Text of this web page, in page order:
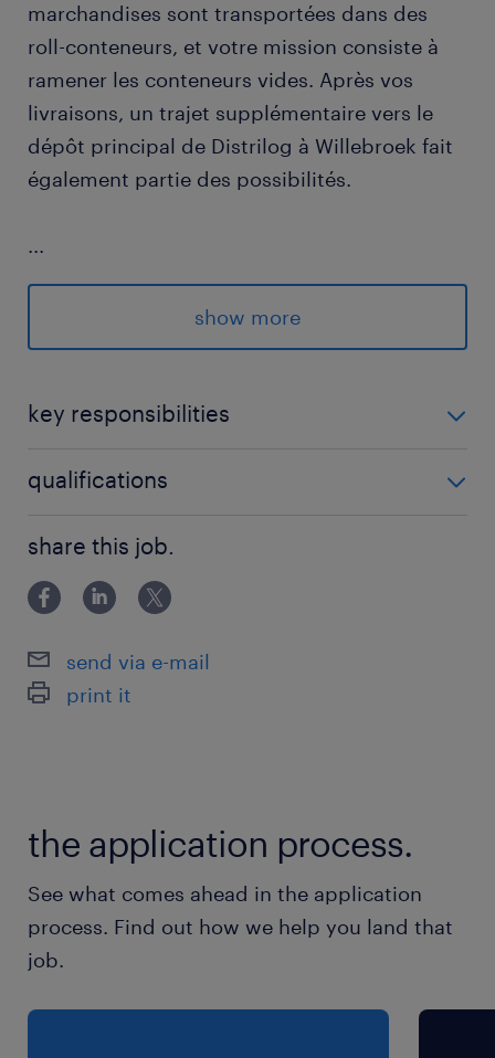
marchandises sont transportées dans des
roll-conteneurs, et votre mission consiste à
ramener les conteneurs vides. Après vos
livraisons, un trajet supplémentaire vers le
dépôt principal de Distrilog à Willebroek fait
également partie des possibilités.
...
Vous souhaitez travailler pour cette
entreprise familiale en pleine croissance ?
sur le bouton bleu ci-dessus.
Numéro d'agrément : VG 458/BUOSAP
show more
key responsibilities
différence chaque jour en livrant les marchandises à
C'est ainsi que vous garantissez, jour après jour, la
satisfaction de nos clients.
qualifications
(aptitude à la conduite) valide, Code 95 et carte
de conducteur
français
share this job.
send via e-mail
print it
the application process.
See what comes ahead in the application
process. Find out how we help you land that
job.